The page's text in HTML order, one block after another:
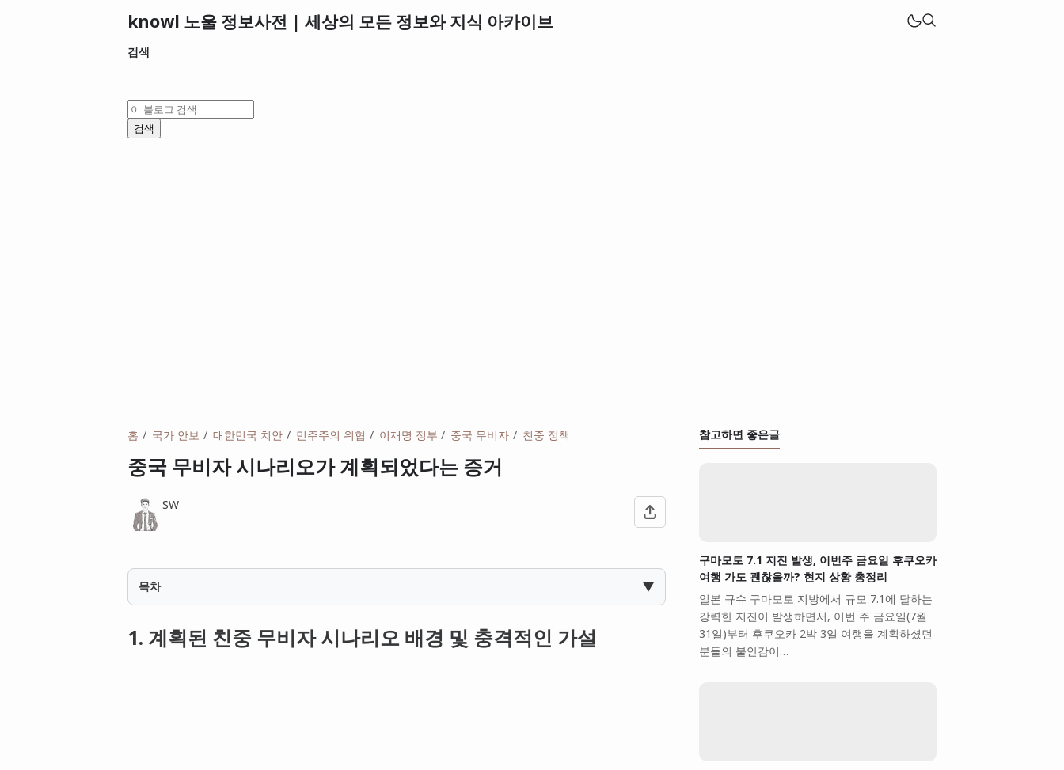
knowl 노울 정보사전 | 세상의 모든 정보와 지식 아카이브
검색
홈 국가 안보 대한민국 치안 민주주의 위협 이재명 정부 중국 무비자 친중 정책
중국 무비자 시나리오가 계획되었다는 증거
SW
목차 ▼
1. 계획된 친중 무비자 시나리오 배경 및 충격적인 가설
참고하면 좋은글
구마모토 7.1 지진 발생, 이번주 금요일 후쿠오카
여행 가도 괜찮을까? 현지 상황 총정리
일본 규슈 구마모토 지방에서 규모 7.1에 달하는
강력한 지진이 발생하면서, 이번 주 금요일(7월
31일)부터 후쿠오카 2박 3일 여행을 계획하셨던
분들의 불안감이…